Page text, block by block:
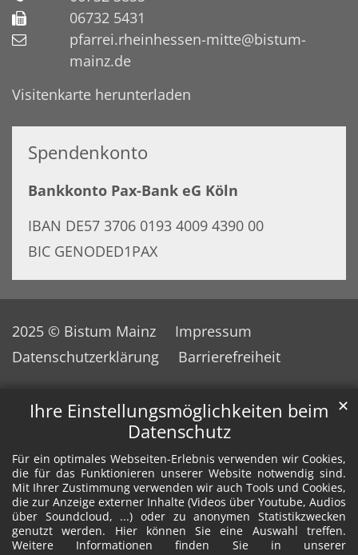
Ihre Einstellungsmöglichkeiten beim
Datenschutz
Für ein optimales Webseiten-Erlebnis verwenden wir Cookies,
die für das Funktionieren unserer Website notwendig sind.
Mit Ihrer Zustimmung verwenden wir auch Tools und Cookies,
die zur Anzeige externer Inhalte (Videos über Youtube, Audios
über Soundcloud, ...) oder zu anonymen Statistikzwecken
genutzt werden. Hier können Sie eine Auswahl treffen.
Weitere Informationen finden Sie in unserer
✕
06732 5431
pfarrei.rheinhessen-mitte@bistum-
mainz.de
Visitenkarte herunterladen
Spendenkonto
Bankkonto Pax-Bank eG Köln
IBAN DE57 3706 0193 4009 4390 00
BIC GENODED1PAX
2025 © Bistum Mainz
Impressum
Datenschutzerklärung
Barrierefreiheit